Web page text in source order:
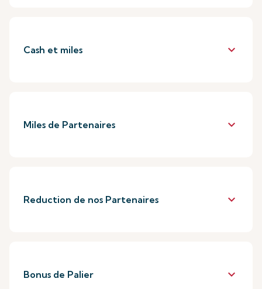
Cash et miles keyboard_arrow_down
Miles de Partenaires keyboard_arrow_down
Reduction de nos Partenaires keyboard_arrow_down
Bonus de Palier keyboard_arrow_down